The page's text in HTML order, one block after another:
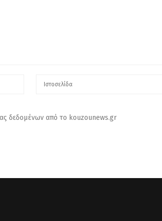
δεδομένων από το kouzounews.gr